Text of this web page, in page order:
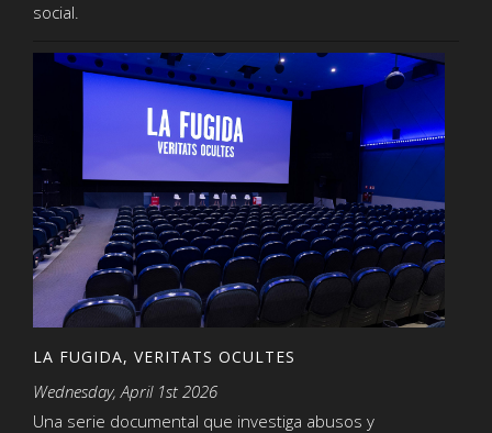
social.
LA FUGIDA, VERITATS OCULTES
Wednesday, April 1st 2026
Una serie documental que investiga abusos y